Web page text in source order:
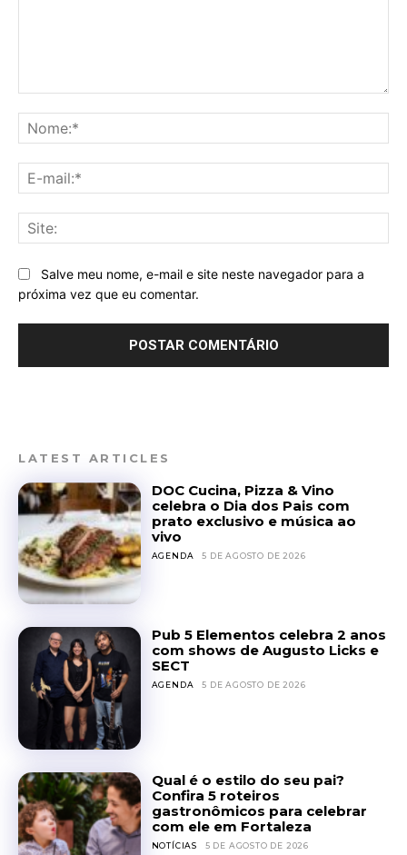
Salve meu nome, e-mail e site neste navegador para a
próxima vez que eu comentar.
LATEST ARTICLES
DOC Cucina, Pizza & Vino
celebra o Dia dos Pais com
prato exclusivo e música ao
vivo
AGENDA 5 DE AGOSTO DE 2026
Pub 5 Elementos celebra 2 anos
com shows de Augusto Licks e
SECT
AGENDA 5 DE AGOSTO DE 2026
Qual é o estilo do seu pai?
Confira 5 roteiros
gastronômicos para celebrar
com ele em Fortaleza
NOTÍCIAS 5 DE AGOSTO DE 2026